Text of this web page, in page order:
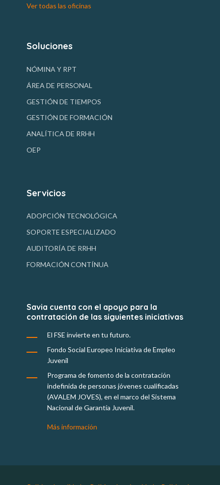
Ver todas las oficinas
Soluciones
NÓMINA Y RPT
ÁREA DE PERSONAL
GESTIÓN DE TIEMPOS
GESTIÓN DE FORMACIÓN
ANALÍTICA DE RRHH
OEP
Servicios
ADOPCIÓN TECNOLÓGICA
SOPORTE ESPECIALIZADO
AUDITORÍA DE RRHH
FORMACIÓN CONTÍNUA
Savia cuenta con el apoyo para la
contratación de las siguientes iniciativas
El FSE invierte en tu futuro.
Fondo Social Europeo Iniciativa de Empleo
Juvenil
Programa de fomento de la contratación
indefinida de personas jóvenes cualificadas
(AVALEM JOVES), en el marco del Sistema
Nacional de Garantía Juvenil.
Más información